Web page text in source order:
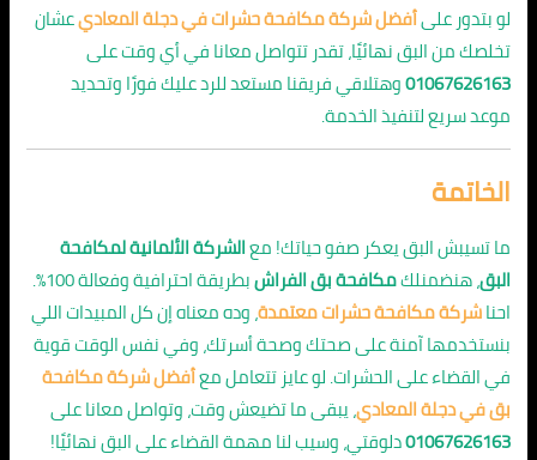
لو بتدور علىأفضل شركة مكافحة حشرات في دجلة المعاديعشان
تخلصك من البق نهائيًا، تقدر تتواصل معانا في أي وقت على
01067626163وهتلاقي فريقنا مستعد للرد عليك فورًا وتحديد
موعد سريع لتنفيذ الخدمة.
الخاتمة
ما تسيبش البق يعكر صفو حياتك! معالشركة الألمانية لمكافحة
البق، هنضمنلكمكافحة بق الفراش
بطريقة احترافية وفعالة 100%.
احناشركة مكافحة حشرات معتمدة، وده معناه إن كل المبيدات اللي
بنستخدمها آمنة على صحتك وصحة أسرتك، وفي نفس الوقت قوية
في القضاء على الحشرات. لو عايز تتعامل معأفضل شركة مكافحة
بق في دجلة المعادي، يبقى ما تضيعش وقت، وتواصل معانا على
01067626163دلوقتي، وسيب لنا مهمة القضاء على البق نهائيًا!